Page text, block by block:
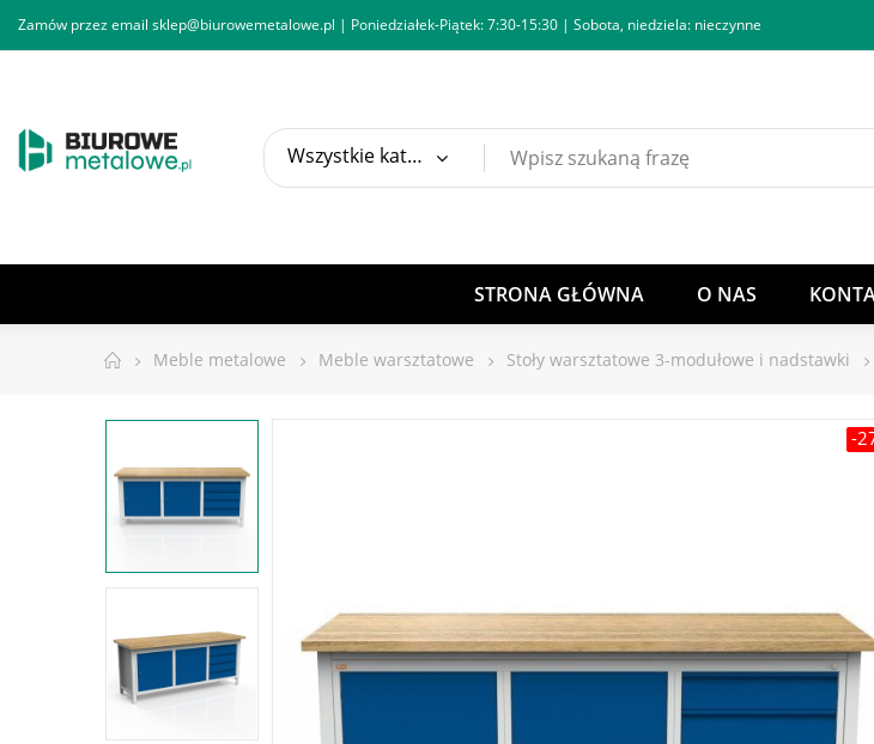
Zamów przez email sklep@biurowemetalowe.pl | Poniedziałek-Piątek: 7:30-15:30 | Sobota, niedziela: nieczynne
Wszystkie kategorie
STRONA GŁÓWNA O NAS
Meble metalowe Meble warsztatowe Stoły warsztatowe 3-modułowe i nadstawki
-